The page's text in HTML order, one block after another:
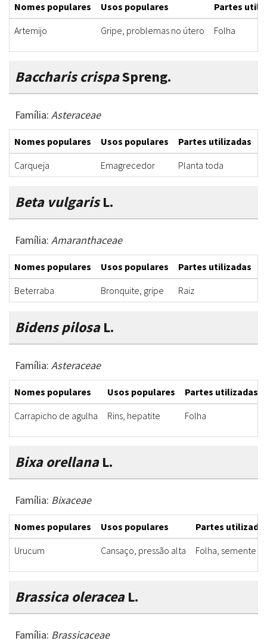
Nomes populares Usos populares
Partes
Artemijo
Gripe, problemas no útero Folha
Baccharis crispaSpreng.
Família: Asteraceae
Nomes populares Usos populares Partes utilizadas
Carqueja
Emagrecedor Planta toda
Beta vulgarisL.
Família: Amaranthaceae
Nomes populares Usos populares Partes utilizadas
Beterraba
Bronquite, gripe Raiz
Bidens pilosaL.
Família: Asteraceae
Nomes populares Usos populares
Partes utilizadas
Carrapicho de agulha
Rins, hepatite Folha
Bixa orellanaL.
Família: Bixaceae
Nomes populares Usos populares
Partes
Urucum
Cansaço, pressão alta Folha, semente
Brassica oleraceaL.
Família: Brassicaceae